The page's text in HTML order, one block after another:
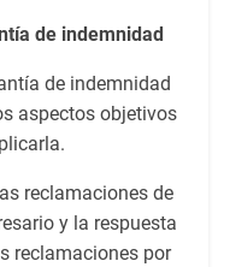
de indemnidad
de indemnidad
aspectos objetivos
reclamaciones de
y la respuesta
reclamaciones por